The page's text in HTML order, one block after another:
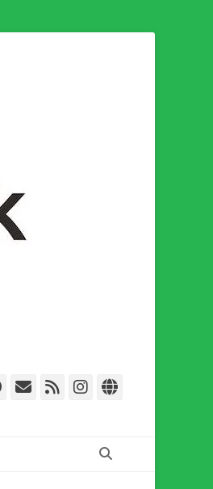
Facebook
E-
Webbflöde
Instagram